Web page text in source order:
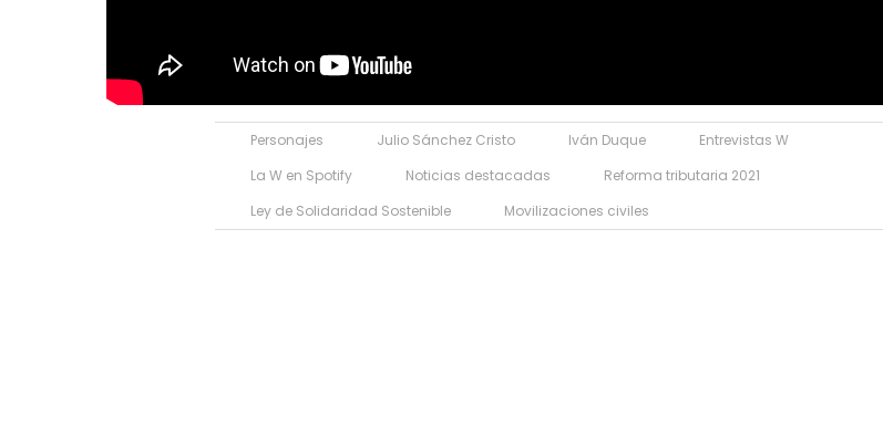
Personajes Julio Sánchez Cristo Iván Duque
Entrevistas W
La W en Spotify
Noticias destacadas
Reforma tributaria 2021
Ley de Solidaridad Sostenible
Movilizaciones civiles